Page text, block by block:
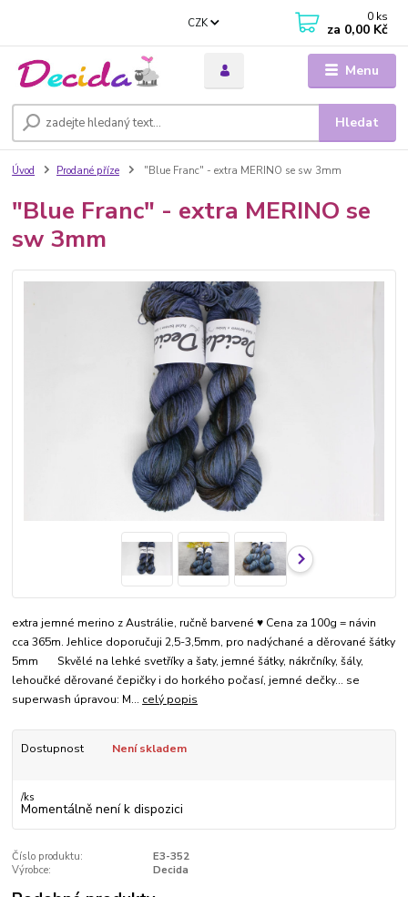
Menu
CZK
Hledat
0 ks
za 0,00 Kč
Úvod Prodané příze "Blue Franc" - extra MERINO se sw 3mm
"Blue Franc" - extra MERINO se
sw 3mm
extra jemné merino z Austrálie, ručně barvené ♥ Cena za 100g = návin
cca 365m. Jehlice doporučuji 2,5-3,5mm, pro nadýchané a děrované šátky
5mm Skvělé na lehké svetříky a šaty, jemné šátky, nákrčníky, šály,
lehoučké děrované čepičky i do horkého počasí, jemné dečky... se
superwash úpravou: M... celý popis
Dostupnost Není skladem
/ks
Momentálně není k dispozici
Číslo produktu:
E3-352
Výrobce:
Decida